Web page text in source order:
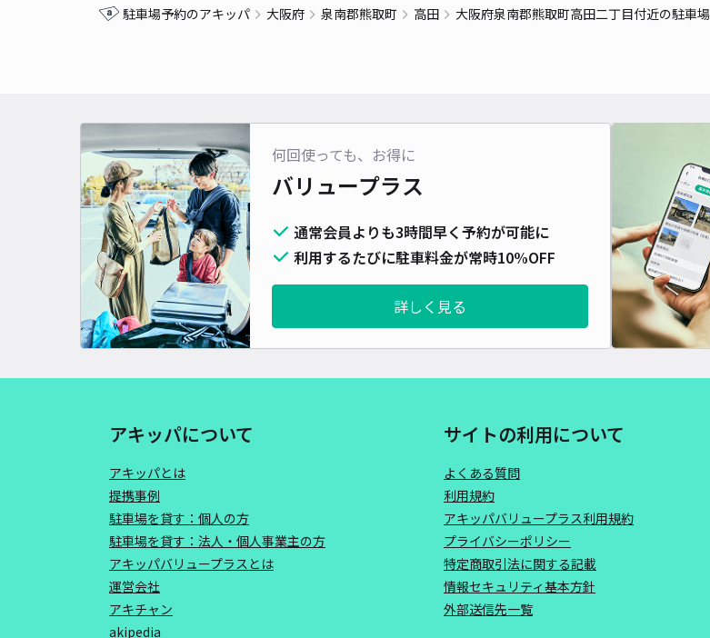
駐車場予約のアキッパ 大阪府 泉南郡熊取町 高田 大阪府泉南郡熊取町高田二丁目付近の駐車場
何回使っても、お得に
バリュープラス
通常会員よりも3時間早く予約が可能に
利用するたびに駐車料金が常時10%OFF
詳しく見る
アキッパについて
アキッパとは
提携事例
駐車場を貸す：個人の方
駐車場を貸す：法人・個人事業主の方
アキッパバリュープラスとは
運営会社
アキチャン
akipedia
サイトの利用について
よくある質問
利用規約
アキッパバリュープラス利用規約
プライバシーポリシー
特定商取引法に関する記載
情報セキュリティ基本方針
外部送信先一覧